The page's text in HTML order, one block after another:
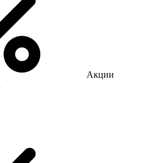
Акции